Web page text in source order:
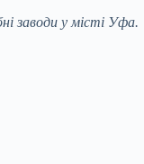
заводи у місті Уфа.